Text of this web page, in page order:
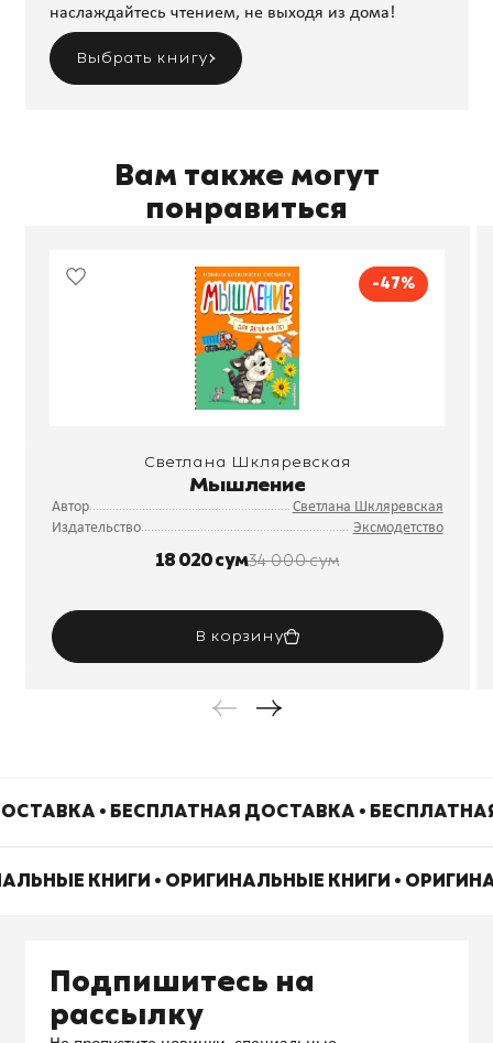
наслаждайтесь чтением, не выходя из дома!
Выбрать книгу
Вам также могут
понравиться
-47%
Светлана Шкляревская
Мышление
Автор
Светлана Шкляревская
Издательство
Эксмодетство
18 020 сум34 000 сум
В корзину
• БЕСПЛАТНАЯ ДОСТАВКА •
КНИГИ • ОРИГИНАЛЬНЫЕ КНИГИ •
Подпишитесь на
рассылку